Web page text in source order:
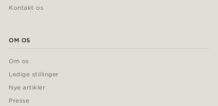
Kontakt os
OM OS
Om os
Ledige stillinger
Nye artikler
Presse